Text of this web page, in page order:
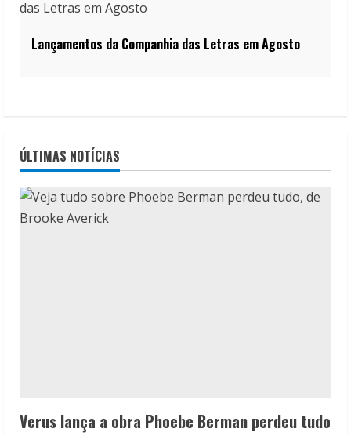
Lançamentos da Companhia das Letras em Agosto
ÚLTIMAS NOTÍCIAS
Verus lança a obra Phoebe Berman perdeu tudo